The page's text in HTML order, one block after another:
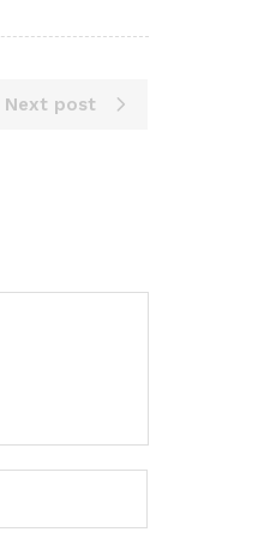
Next post